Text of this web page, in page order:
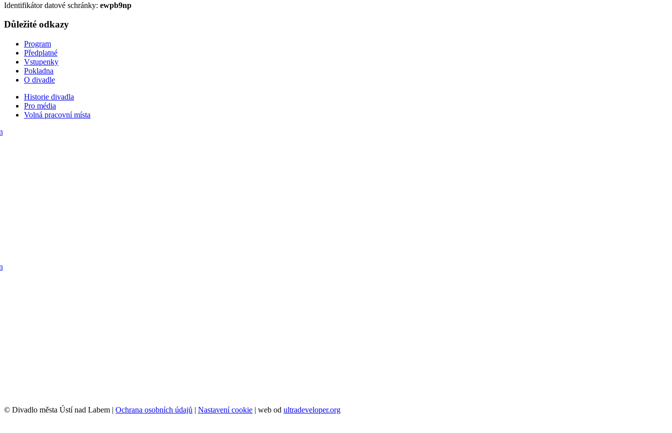
Identifikátor datové schránky: ewpb9np
Důležité odkazy
Program
Předplatné
Vstupenky
Pokladna
O divadle
Historie divadla
Pro média
Volná pracovní místa
© Divadlo města Ústí nad Labem | Ochrana osobních údajů | Nastavení cookie | web od ultradeveloper.org